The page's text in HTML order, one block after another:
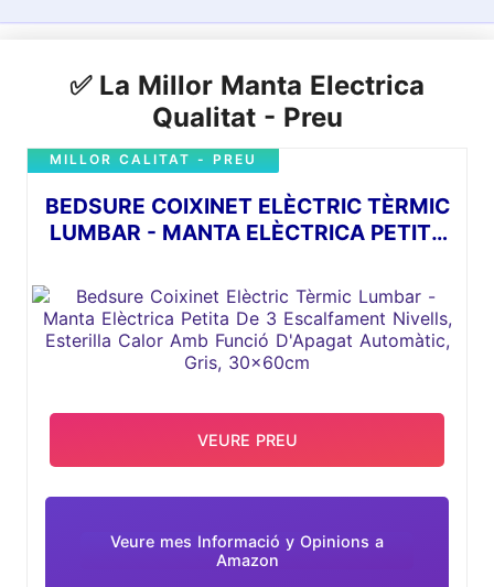
temps, durant el període de garantia normal de 6
mesos, l'estendrem per altres 6 mesos, és a dir,
✅ La Millor Manta Electrica
Qualitat - Preu
BEDSURE COIXINET ELÈCTRIC TÈRMIC
LUMBAR - MANTA ELÈCTRICA PETITA
ESTERILLA CALOR AMB FUNCIÓ
D'APAGAT AUTOMÀTIC, GRIS, 30X60CM
MILLOR CALITAT - PREU
Veure mes Informació y Opinions a
Amazon
VEURE PREU